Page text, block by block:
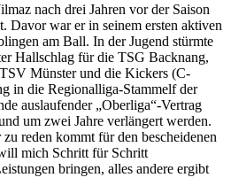
nach drei Jahren vor der Saison
Davor war er in seinem ersten aktiven
am Ball. In der Jugend stürmte
Hallschlag für die TSG Backnang,
Münster und die Kickers (C-
in die Regionalliga-Stammelf der
auslaufender „Oberliga“-Vertrag
um zwei Jahre verlängert werden.
reden kommt für den bescheidenen
mich Schritt für Schritt
bringen, alles andere ergibt